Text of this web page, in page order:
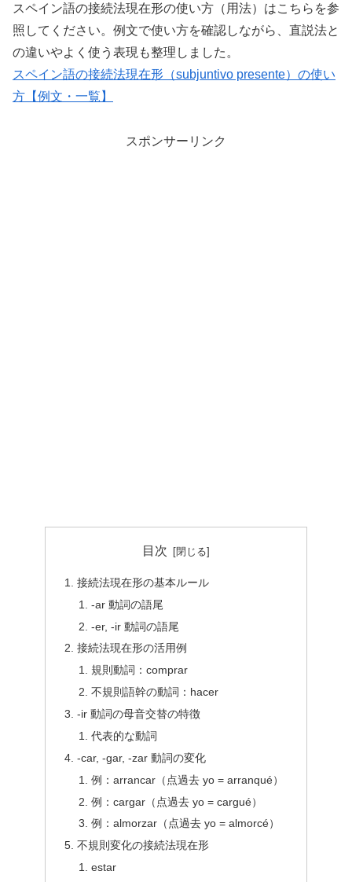
スペイン語の接続法現在形の使い方（用法）はこちらを参
照してください。例文で使い方を確認しながら、直説法と
の違いやよく使う表現も整理しました。
スペイン語の接続法現在形（subjuntivo presente）の使い
方【例文・一覧】
スポンサーリンク
目次
接続法現在形の基本ルール
-ar 動詞の語尾
-er, -ir 動詞の語尾
接続法現在形の活用例
規則動詞：comprar
不規則語幹の動詞：hacer
-ir 動詞の母音交替の特徴
代表的な動詞
-car, -gar, -zar 動詞の変化
例：arrancar（点過去 yo = arranqué）
例：cargar（点過去 yo = cargué）
例：almorzar（点過去 yo = almorcé）
不規則変化の接続法現在形
estar